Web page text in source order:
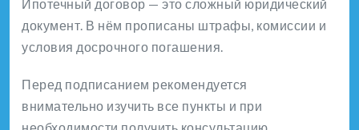
Ипотечный договор — это сложный юридический
документ. В нём прописаны штрафы, комиссии и
условия досрочного погашения.
Перед подписанием рекомендуется
внимательно изучить все пункты и при